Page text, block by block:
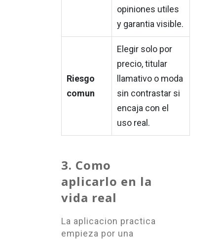
opiniones utiles
y garantia visible.
Riesgo
comun
Elegir solo por
precio, titular
llamativo o moda
sin contrastar si
encaja con el
uso real.
3. Como
aplicarlo en la
vida real
La aplicacion practica
empieza por una